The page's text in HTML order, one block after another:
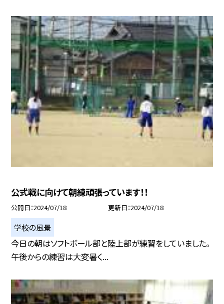
公式戦に向けて朝練頑張っています！！
公開日 2024/07/18 更新日 2024/07/18
学校の風景
今日の朝はソフトボール部と陸上部が練習をしていました。
午後からの練習は大変暑く...